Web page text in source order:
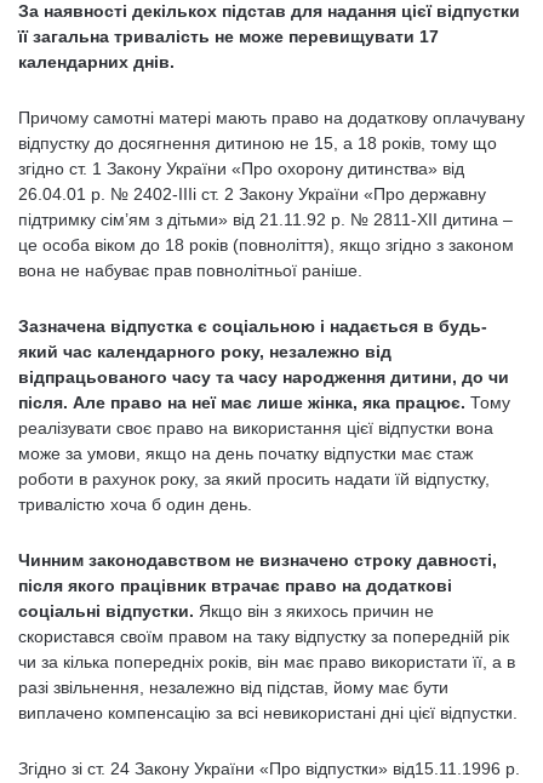
За наявності декількох підстав для надання цієї відпустки
її загальна тривалість не може перевищувати 17
календарних днів.
Причому самотні матері мають право на додаткову оплачувану
відпустку до досягнення дитиною не 15, а 18 років, тому що
згідно ст. 1 Закону України «Про охорону дитинства» від
26.04.01 р. № 2402-IIIі ст. 2 Закону України «Про державну
підтримку сім’ям з дітьми» від 21.11.92 р. № 2811-ХІІ дитина –
це особа віком до 18 років (повноліття), якщо згідно з законом
вона не набуває прав повнолітньої раніше.
Зазначена відпустка є соціальною і надається в будь-
який час календарного року, незалежно від
відпрацьованого часу та часу народження дитини, до чи
після. Але право на неї має лише жінка, яка працює. Тому
реалізувати своє право на використання цієї відпустки вона
може за умови, якщо на день початку відпустки має стаж
роботи в рахунок року, за який просить надати їй відпустку,
тривалістю хоча б один день.
Чинним законодавством не визначено строку давності,
після якого працівник втрачає право на додаткові
соціальні відпустки. Якщо він з якихось причин не
скористався своїм правом на таку відпустку за попередній рік
чи за кілька попередніх років, він має право використати її, а в
разі звільнення, незалежно від підстав, йому має бути
виплачено компенсацію за всі невикористані дні цієї відпустки.
Згідно зі ст. 24 Закону України «Про відпустки» від15.11.1996 р.